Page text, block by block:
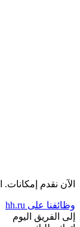
الآن نقدم إمكانات.
وظائفنا على hh.ru
إلى الفريق اليوم